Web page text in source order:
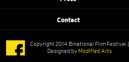
Contact
Copyright 2014 Binational Film Festival |
Designed by Modified Arts